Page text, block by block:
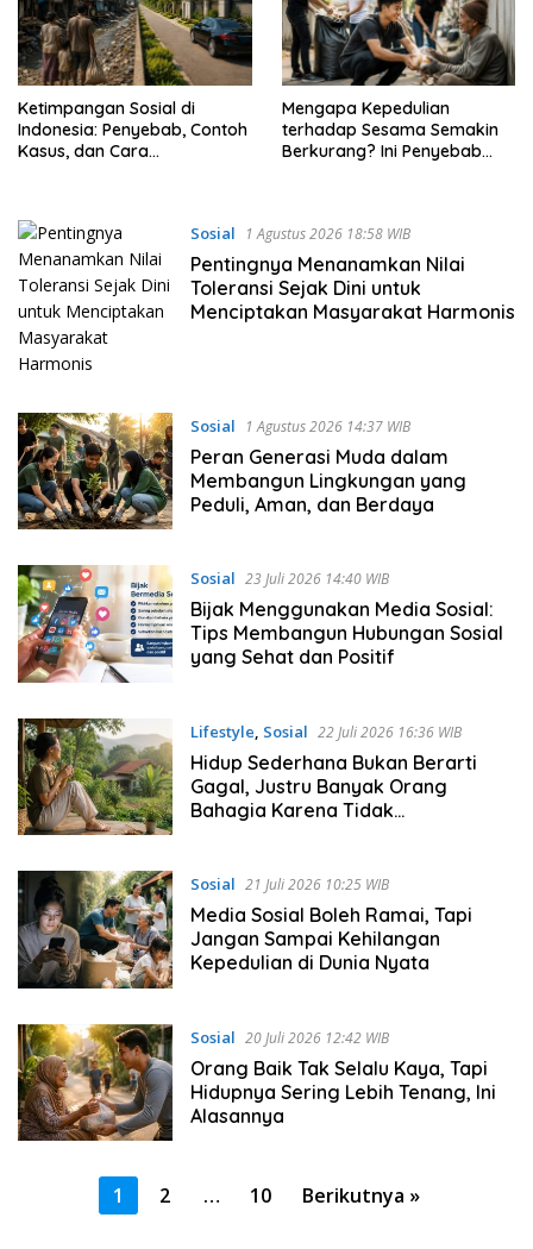
Ketimpangan Sosial di
Indonesia: Penyebab, Contoh
Kasus, dan Cara
Mengapa Kepedulian
terhadap Sesama Semakin
Berkurang? Ini Penyebab
Sosial 1 Agustus 2026 18:58 WIB
Pentingnya Menanamkan Nilai
Toleransi Sejak Dini untuk
Menciptakan Masyarakat Harmonis
Sosial 1 Agustus 2026 14:37 WIB
Peran Generasi Muda dalam
Membangun Lingkungan yang
Peduli, Aman, dan Berdaya
Sosial 23 Juli 2026 14:40 WIB
Bijak Menggunakan Media Sosial:
Tips Membangun Hubungan Sosial
yang Sehat dan Positif
Lifestyle, Sosial 22 Juli 2026 16:36 WIB
Hidup Sederhana Bukan Berarti
Gagal, Justru Banyak Orang
Bahagia Karena Tidak
Sosial 21 Juli 2026 10:25 WIB
Media Sosial Boleh Ramai, Tapi
Jangan Sampai Kehilangan
Kepedulian di Dunia Nyata
Sosial 20 Juli 2026 12:42 WIB
Orang Baik Tak Selalu Kaya, Tapi
Hidupnya Sering Lebih Tenang, Ini
Alasannya
Paginasi
1 2 … 10 Berikutnya »